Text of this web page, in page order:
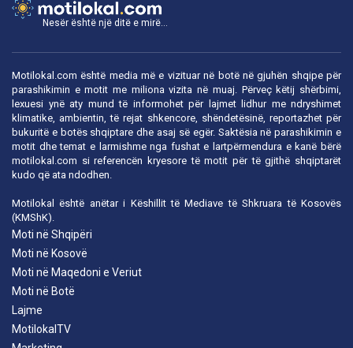
Nesër është një ditë e mirë...
Motilokal.com është media më e vizituar në botë në gjuhën shqipe për
parashikimin e motit me miliona vizita në muaj. Përveç këtij shërbimi,
lexuesi ynë aty mund të informohet për lajmet lidhur me ndryshimet
klimatike, ambientin, të rejat shkencore, shëndetësinë, reportazhet për
bukuritë e botës shqiptare dhe asaj së egër. Saktësia në parashikimin e
motit dhe temat e larmishme nga fushat e lartpërmendura e kanë bërë
motilokal.com si referencën kryesore të motit për të gjithë shqiptarët
kudo që ata ndodhen.
Motilokal është anëtar i Këshillit të Mediave të Shkruara të Kosovës
(KMShK).
Moti në Shqipëri
Moti në Kosovë
Moti në Maqedoni e Veriut
Moti në Botë
Lajme
MotilokalTV